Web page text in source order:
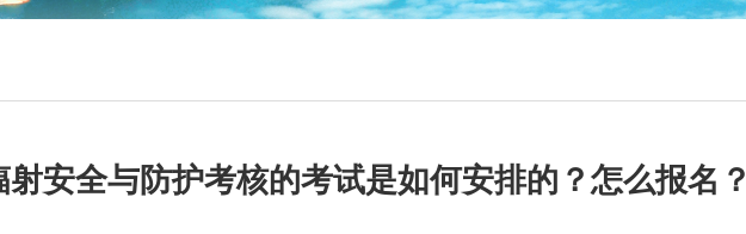
安全与防护考核的考试是如何安排的？怎么报名？